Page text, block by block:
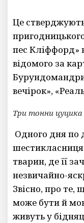
Це
пес Кліффорд»
відомого за
вечірок»,
Три тонни цуцика
Одного дня по
тварин, де її
незвичайно-
Звісно, про те,
може бути й
живуть у